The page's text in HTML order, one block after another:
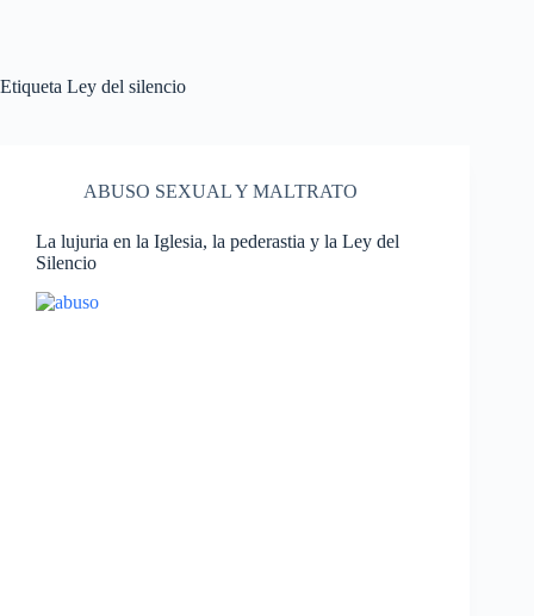
Etiqueta Ley del silencio
ABUSO SEXUAL Y MALTRATO
La lujuria en la Iglesia, la pederastia y la Ley del
Silencio